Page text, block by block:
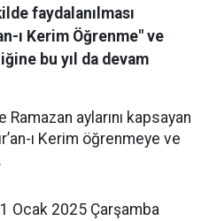
faydalanılması
ı Kerim Öğrenme" ve
bu yıl da devam
aylarını kapsayan
ı Kerim öğrenmeye ve
1 Ocak 2025 Çarşamba